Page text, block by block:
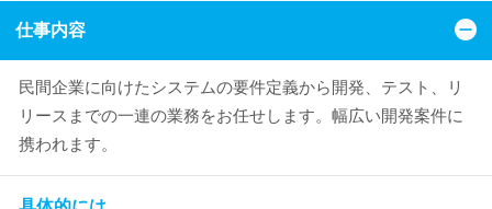
仕事内容
民間企業に向けたシステムの要件定義から開発、テスト、リ
リースまでの一連の業務をお任せします。幅広い開発案件に
携われます。